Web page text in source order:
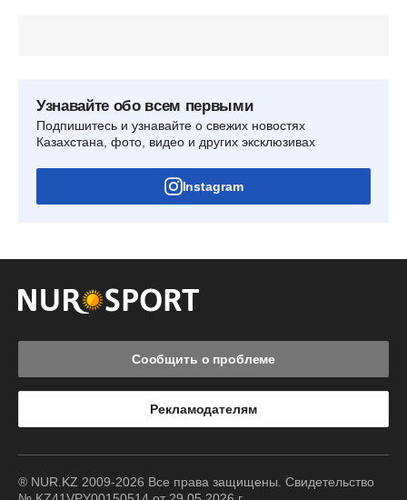
Узнавайте обо всем первыми
Подпишитесь и узнавайте о свежих новостях
Казахстана, фото, видео и других эксклюзивах
Instagram
Сообщить о проблеме
Рекламодателям
® NUR.KZ 2009-2026 Все права защищены. Свидетельство